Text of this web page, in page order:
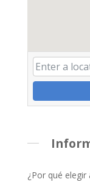
¿Por qué